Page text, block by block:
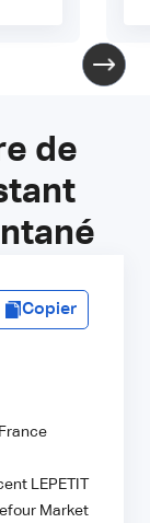
de
Copier
LEPETIT
Market